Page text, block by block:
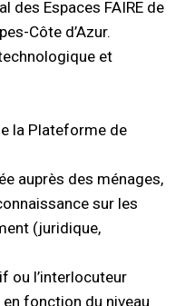
des Espaces FAIRE de
Côte d’Azur.
et
la Plateforme de
auprès des ménages,
sur les
(juridique,
ou l’interlocuteur
en fonction du niveau